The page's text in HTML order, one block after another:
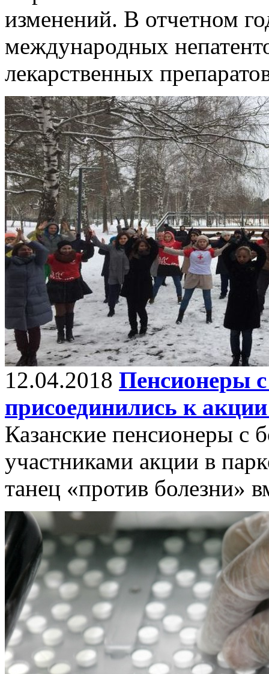
изменений. В отчетном
международных
лекарственных
12.04.2018 Пенсионеры
присоединились к
Казанские пенсионеры с
участниками акции в
танец «против болезни»